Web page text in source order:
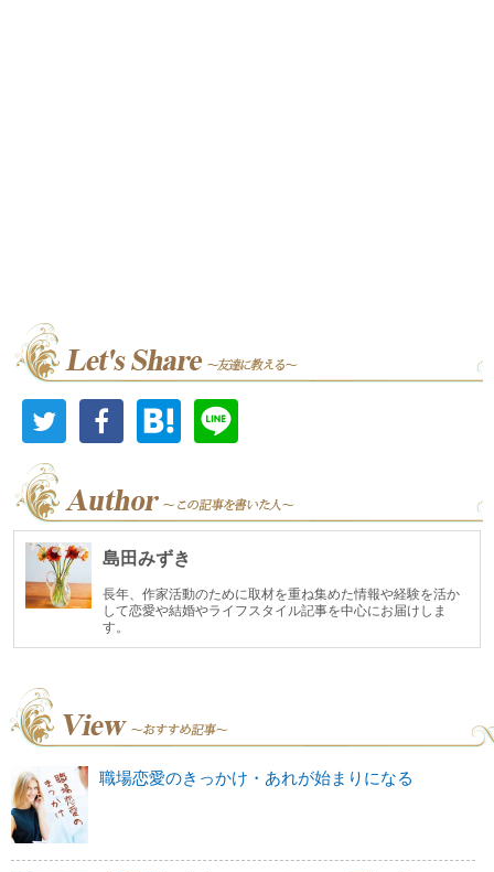
島田みずき
長年、作家活動のために取材を重ね集めた情報や経験を活か
して恋愛や結婚やライフスタイル記事を中心にお届けしま
す。
職場恋愛のきっかけ・あれが始まりになる